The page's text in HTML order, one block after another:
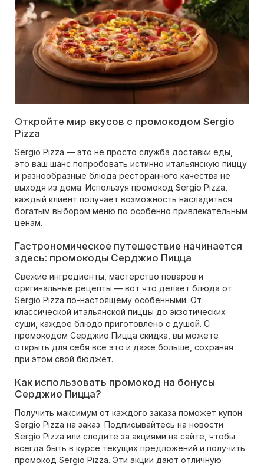
Откройте мир вкусов с промокодом Sergio
Pizza
Sergio Pizza — это не просто служба доставки еды,
это ваш шанс попробовать истинно итальянскую пиццу
и разнообразные блюда ресторанного качества не
выходя из дома. Используя промокод Sergio Pizza,
каждый клиент получает возможность насладиться
богатым выбором меню по особенно привлекательным
ценам.
Гастрономическое путешествие начинается
здесь: промокоды Серджио Пицца
Свежие ингредиенты, мастерство поваров и
оригинальные рецепты — вот что делает блюда от
Sergio Pizza по-настоящему особенными. От
классической итальянской пиццы до экзотических
суши, каждое блюдо приготовлено с душой. С
промокодом Серджио Пицца скидка, вы можете
открыть для себя всё это и даже больше, сохраняя
при этом свой бюджет.
Как использовать промокод на бонусы
Серджио Пицца?
Получить максимум от каждого заказа поможет купон
Sergio Pizza на заказ. Подписывайтесь на новости
Sergio Pizza или следите за акциями на сайте, чтобы
всегда быть в курсе текущих предложений и получить
промокод Sergio Pizza. Эти акции дают отличную